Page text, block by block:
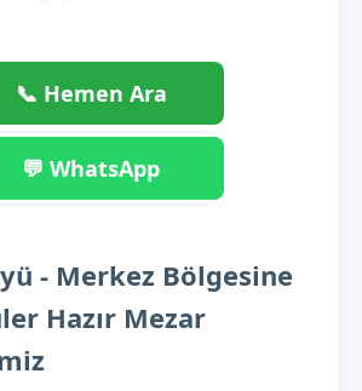
📞 Hemen Ara
💬 WhatsApp
- Merkez Bölgesine
Hazır Mezar